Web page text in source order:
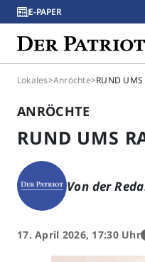
E-PAPER
Lokales>Anröchte>RUND UMS
ANRÖCHTE
RUND UMS
Von der
17. April 2026, 17:30 Uhr